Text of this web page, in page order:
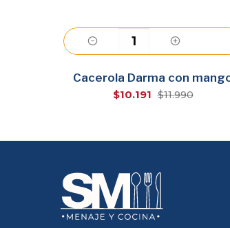
Agregar
Cacerola Darma con
$10.191 $11.990